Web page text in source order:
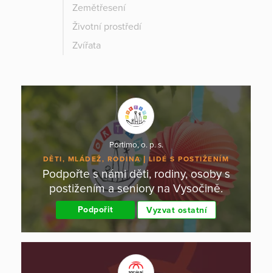
Zemětřesení
Životní prostředí
Zvířata
Portimo, o. p. s.
DĚTI, MLÁDEŽ, RODINA LIDÉ S POSTIŽENÍM
Podpořte s námi děti, rodiny, osoby s
postižením a seniory na Vysočině.
Podpořit Vyzvat ostatní